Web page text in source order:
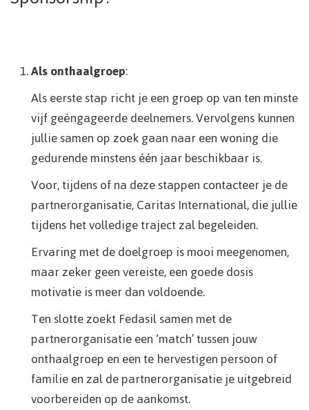
Als onthaalgroep:
Als eerste stap richt je een groep op van ten minste
vijf geëngageerde deelnemers. Vervolgens kunnen
jullie samen op zoek gaan naar een woning die
gedurende minstens één jaar beschikbaar is.
Voor, tijdens of na deze stappen contacteer je de
partnerorganisatie, Caritas International, die jullie
tijdens het volledige traject zal begeleiden.
Ervaring met de doelgroep is mooi meegenomen,
maar zeker geen vereiste, een goede dosis
motivatie is meer dan voldoende.
Ten slotte zoekt Fedasil samen met de
partnerorganisatie een ‘match’ tussen jouw
onthaalgroep en een te hervestigen persoon of
familie en zal de partnerorganisatie je uitgebreid
voorbereiden op de aankomst.